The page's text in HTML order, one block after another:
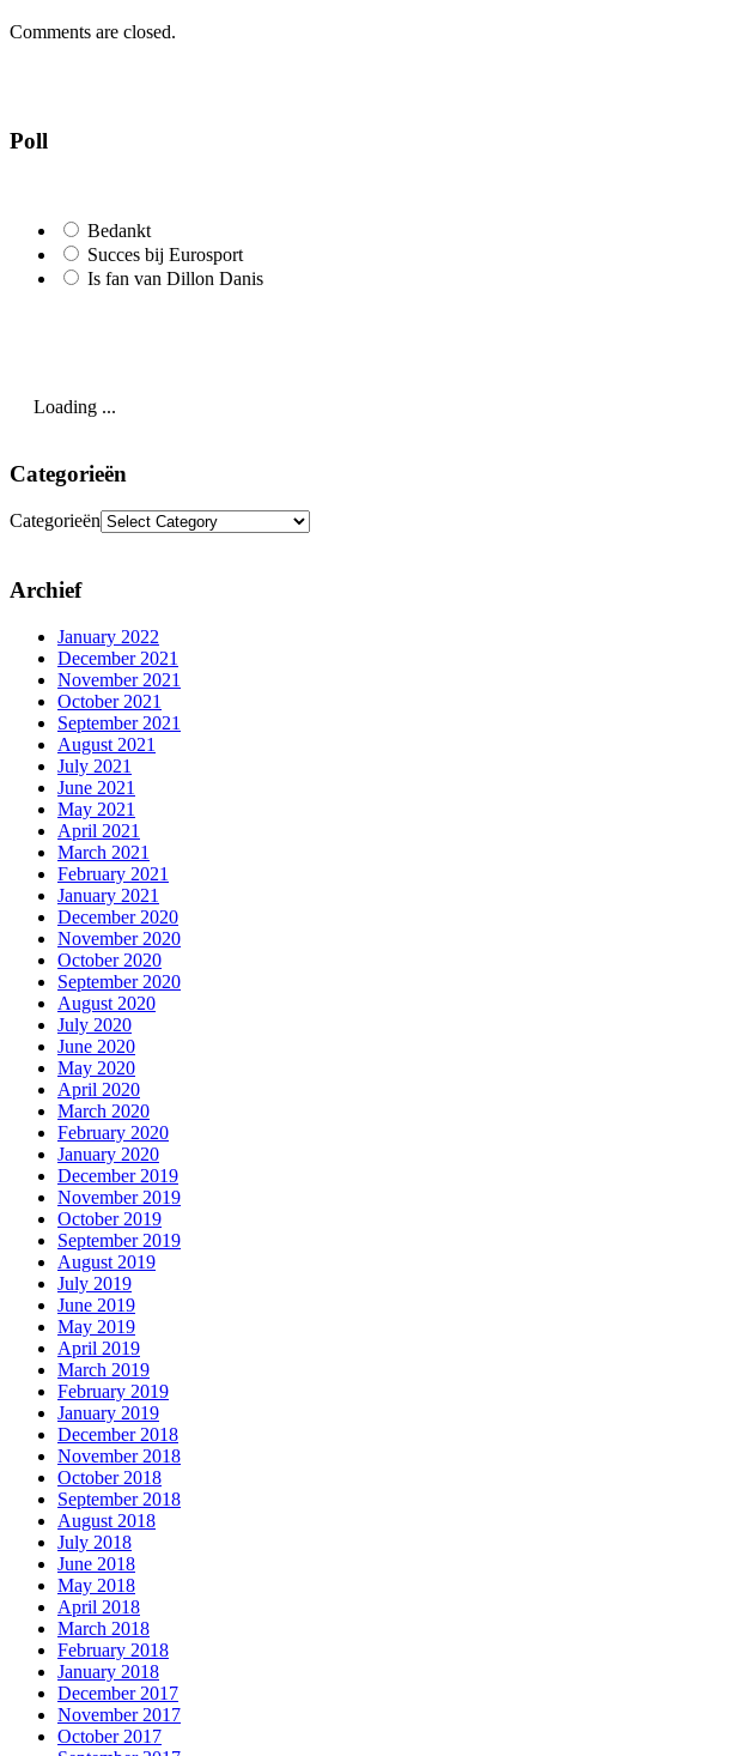
Comments are closed.
Poll
Bedankt
Succes bij Eurosport
Is fan van Dillon Danis
Loading ...
Categorieën
Categorieën
Archief
January 2022
December 2021
November 2021
October 2021
September 2021
August 2021
July 2021
June 2021
May 2021
April 2021
March 2021
February 2021
January 2021
December 2020
November 2020
October 2020
September 2020
August 2020
July 2020
June 2020
May 2020
April 2020
March 2020
February 2020
January 2020
December 2019
November 2019
October 2019
September 2019
August 2019
July 2019
June 2019
May 2019
April 2019
March 2019
February 2019
January 2019
December 2018
November 2018
October 2018
September 2018
August 2018
July 2018
June 2018
May 2018
April 2018
March 2018
February 2018
January 2018
December 2017
November 2017
October 2017